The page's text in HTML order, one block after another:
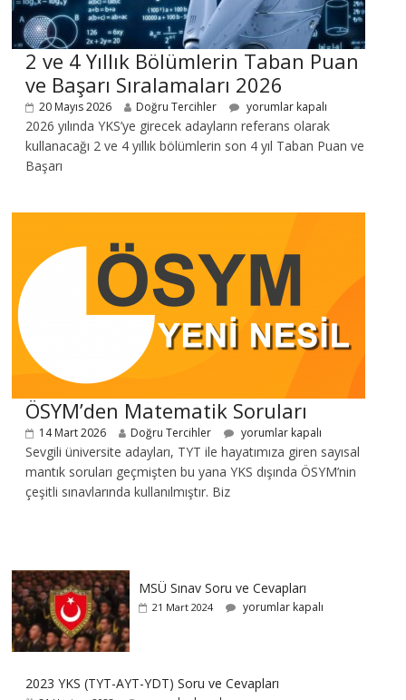
2 ve 4 Yıllık Bölümlerin Taban Puan
ve Başarı Sıralamaları 2026
20 Mayıs 2026 Doğru Tercihler yorumlar kapalı
2026 yılında YKS’ye girecek adayların referans olarak
kullanacağı 2 ve 4 yıllık bölümlerin son 4 yıl Taban Puan ve
Başarı
ÖSYM’den Matematik Soruları
14 Mart 2026 Doğru Tercihler yorumlar kapalı
Sevgili üniversite adayları, TYT ile hayatımıza giren sayısal
mantık soruları geçmişten bu yana YKS dışında ÖSYM’nin
çeşitli sınavlarında kullanılmıştır. Biz
MSÜ Sınav Soru ve Cevapları
21 Mart 2024 yorumlar kapalı
2023 YKS (TYT-AYT-YDT) Soru ve Cevapları